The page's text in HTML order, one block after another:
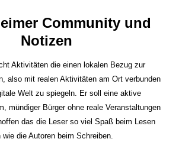
Community und
Notizen
Aktivitäten die einen lokalen Bezug zur
also mit realen Aktivitäten am Ort verbunden
Welt zu spiegeln. Er soll eine aktive
mündiger Bürger ohne reale Veranstaltungen
das die Leser so viel Spaß beim Lesen
wie die Autoren beim Schreiben.